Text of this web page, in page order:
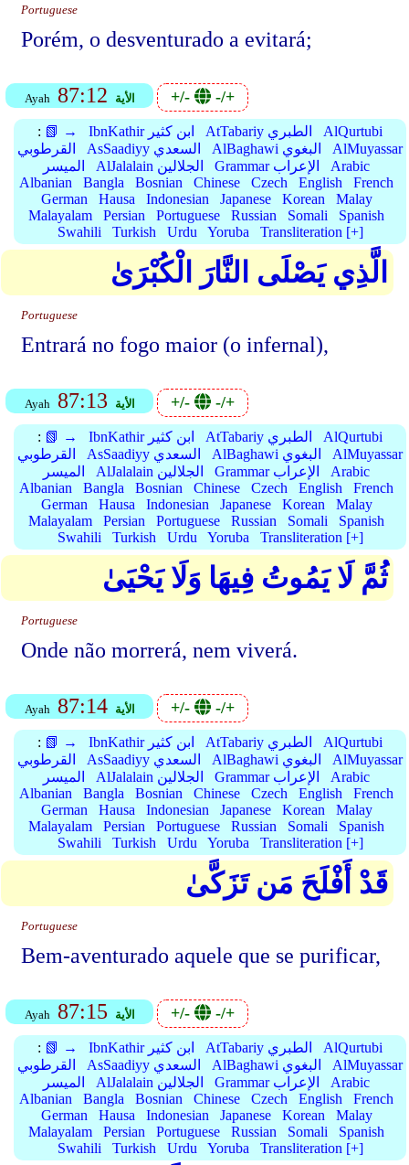
Portuguese
Porém, o desventurado a evitará;
Ayah 87:12 الأية +/- -/+
: 📗 → IbnKathir ابن كثير AtTabariy الطبري
AlQurtubi
القرطوبي
AsSaadiyy السعدي AlBaghawi البغوي
AlMuyassar
الميسر
AlJalalain الجلالين Grammar الإعراب
Arabic
Albanian
Bangla Bosnian Chinese Czech English
French
German
Hausa Indonesian Japanese Korean
Malay
Malayalam
Persian Portuguese Russian Somali
Spanish
Swahili
Turkish Urdu Yoruba Transliteration [+]
الَّذِي يَصْلَى النَّارَ الْكُبْرَىٰ
Portuguese
Entrará no fogo maior (o infernal),
Ayah 87:13 الأية +/- -/+
: 📗 → IbnKathir ابن كثير AtTabariy الطبري
AlQurtubi
القرطوبي
AsSaadiyy السعدي AlBaghawi البغوي
AlMuyassar
الميسر
AlJalalain الجلالين Grammar الإعراب
Arabic
Albanian
Bangla Bosnian Chinese Czech English
French
German
Hausa Indonesian Japanese Korean
Malay
Malayalam
Persian Portuguese Russian Somali
Spanish
Swahili
Turkish Urdu Yoruba Transliteration [+]
ثُمَّ لَا يَمُوتُ فِيهَا وَلَا يَحْيَىٰ
Portuguese
Onde não morrerá, nem viverá.
Ayah 87:14 الأية +/- -/+
: 📗 → IbnKathir ابن كثير AtTabariy الطبري
AlQurtubi
القرطوبي
AsSaadiyy السعدي AlBaghawi البغوي
AlMuyassar
الميسر
AlJalalain الجلالين Grammar الإعراب
Arabic
Albanian
Bangla Bosnian Chinese Czech English
French
German
Hausa Indonesian Japanese Korean
Malay
Malayalam
Persian Portuguese Russian Somali
Spanish
Swahili
Turkish Urdu Yoruba Transliteration [+]
قَدْ أَفْلَحَ مَن تَزَكَّىٰ
Portuguese
Bem-aventurado aquele que se purificar,
Ayah 87:15 الأية +/- -/+
: 📗 → IbnKathir ابن كثير AtTabariy الطبري
AlQurtubi
القرطوبي
AsSaadiyy السعدي AlBaghawi البغوي
AlMuyassar
الميسر
AlJalalain الجلالين Grammar الإعراب
Arabic
Albanian
Bangla Bosnian Chinese Czech English
French
German
Hausa Indonesian Japanese Korean
Malay
Malayalam
Persian Portuguese Russian Somali
Spanish
Swahili
Turkish Urdu Yoruba Transliteration [+]